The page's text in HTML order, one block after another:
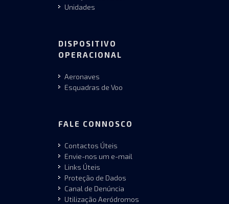
Unidades
DISPOSITIVO
OPERACIONAL
Aeronaves
Esquadras de Voo
FALE CONNOSCO
Contactos Úteis
Envie-nos um e-mail
Links Úteis
Proteção de Dados
Canal de Denúncia
Utilização Aeródromos